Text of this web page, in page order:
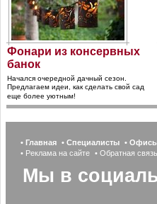
Фонари из консервных
банок
Начался очередной дачный сезон.
Предлагаем идеи, как сделать свой сад
еще более уютным!
• Главная • Специалисты •
• Реклама на сайте • Обратная связь
Мы в